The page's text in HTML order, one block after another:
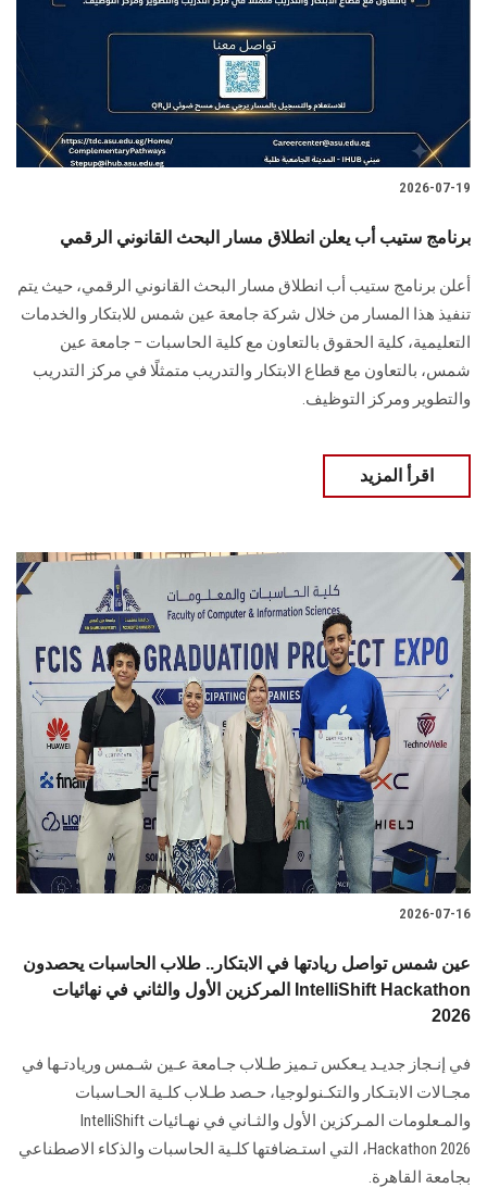
هيئة التدريس
الدراسات العليا
الزائـرون
سجل الان
2026-07-19
برنامج ستيب أب يعلن انطلاق مسار البحث القانوني الرقمي
أعلن برنامج ستيب أب انطلاق مسار البحث القانوني الرقمي، حيث يتم
تنفيذ هذا المسار من خلال شركة جامعة عين شمس للابتكار والخدمات
التعليمية، كلية الحقوق بالتعاون مع كلية الحاسبات – جامعة عين
شمس، بالتعاون مع قطاع الابتكار والتدريب متمثلًا في مركز التدريب
والتطوير ومركز التوظيف.
اقرأ المزيد
2026-07-16
عين شمس تواصل ريادتها في الابتكار.. طلاب الحاسبات يحصدون
المركزين الأول والثاني في نهائيات IntelliShift Hackathon
2026
في إنـجاز جديـد يـعكس تـميز طـلاب جـامعة عـين شـمس وريادتـها في
مجـالات الابتـكار والتكـنولوجيا، حـصد طـلاب كلـية الحـاسبات
والمـعلومات المـركزين الأول والثـاني في نهـائيات IntelliShift
Hackathon 2026، التي استـضافتها كلـية الحاسبات والذكاء الاصطناعي
بجامعة القاهرة.